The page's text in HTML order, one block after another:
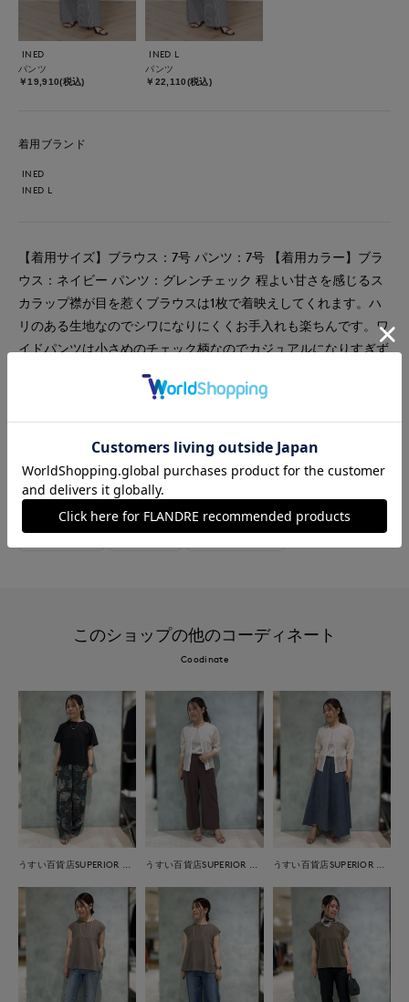
INED
パンツ
￥19,910(税込)
INED L
パンツ
￥22,110(税込)
着用ブランド
INED
INED L
【着用サイズ】ブラウス：7号 パンツ：7号 【着用カラー】ブラ
ウス：ネイビー パンツ：グレンチェック 程よい甘さを感じるス
カラップ襟が目を惹くブラウスは1枚で着映えしてくれます。ハ
リのある生地なのでシワになりにくくお手入れも楽ちんです。ワ
イドパンツは小さめのチェック柄なのでカジュアルになりすぎず
きれい目に着用でき通勤やお休みの日のお出かけにと着回力もば
#パンツ #休日 #女子会
#ウォッシャブル #イージーケア #チェック
#おでかけ #コラボ #美脚パンツ
このショップの他のコーディネート
Coodinate